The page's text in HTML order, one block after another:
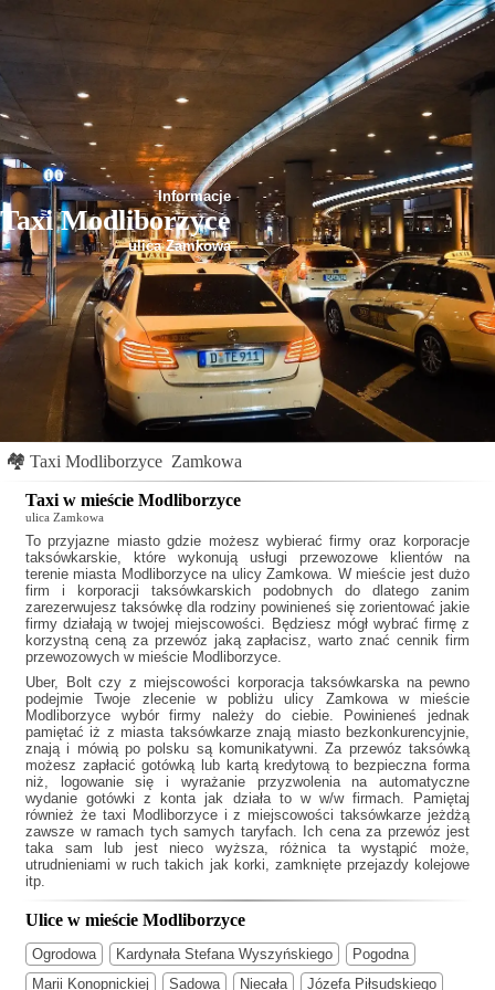
Informacje
Taxi Modliborzyce
ulica Zamkowa
🏘 Taxi Modliborzyce Zamkowa
Taxi w mieście Modliborzyce
ulica Zamkowa
To przyjazne miasto gdzie możesz wybierać firmy oraz korporacje
taksówkarskie, które wykonują usługi przewozowe klientów na
terenie miasta Modliborzyce na ulicy Zamkowa. W mieście jest dużo
firm i korporacji taksówkarskich podobnych do dlatego zanim
zarezerwujesz taksówkę dla rodziny powinieneś się zorientować jakie
firmy działają w twojej miejscowości. Będziesz mógł wybrać firmę z
korzystną ceną za przewóz jaką zapłacisz, warto znać cennik firm
przewozowych w mieście Modliborzyce.
Uber, Bolt czy z miejscowości korporacja taksówkarska na pewno
podejmie Twoje zlecenie w pobliżu ulicy Zamkowa w mieście
Modliborzyce wybór firmy należy do ciebie. Powinieneś jednak
pamiętać iż z miasta taksówkarze znają miasto bezkonkurencyjnie,
znają i mówią po polsku są komunikatywni. Za przewóz taksówką
możesz zapłacić gotówką lub kartą kredytową to bezpieczna forma
niż, logowanie się i wyrażanie przyzwolenia na automatyczne
wydanie gotówki z konta jak działa to w w/w firmach. Pamiętaj
również że taxi Modliborzycei z miejscowości taksówkarze jeżdżą
zawsze w ramach tych samych taryfach. Ich cena za przewóz jest
taka sam lub jest nieco wyższa, różnica ta wystąpić może,
utrudnieniami w ruch takich jak korki, zamknięte przejazdy kolejowe
itp.
Ulice w mieście Modliborzyce
Ogrodowa Kardynała Stefana Wyszyńskiego
Pogodna
Marii Konopnickiej
Sadowa Niecała Józefa Piłsudskiego